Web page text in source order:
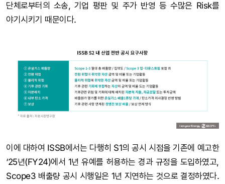
단체로부터의 소송, 기업 평판 및 주가 반영 등 수많은 Risk를
야기시키기 때문이다.
이에 대하여 ISSB에서는 다행히 S1의 공시 시점을 기존에 예고한
‘25년(FY24)에서 1년 유예를 허용하는 경과 규정을 도입하였고,
Scope3 배출량 공시 시행일은 1년 지연하는 것으로 결정하였다.